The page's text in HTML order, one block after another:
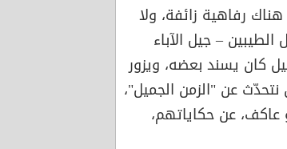
رفاهية زائفة، ولا
الطيبين – جيل الآباء
كان يسند بعضه، ويزور
نتحدّث عن "الزمن الجميل"،
عن حكاياتهم،